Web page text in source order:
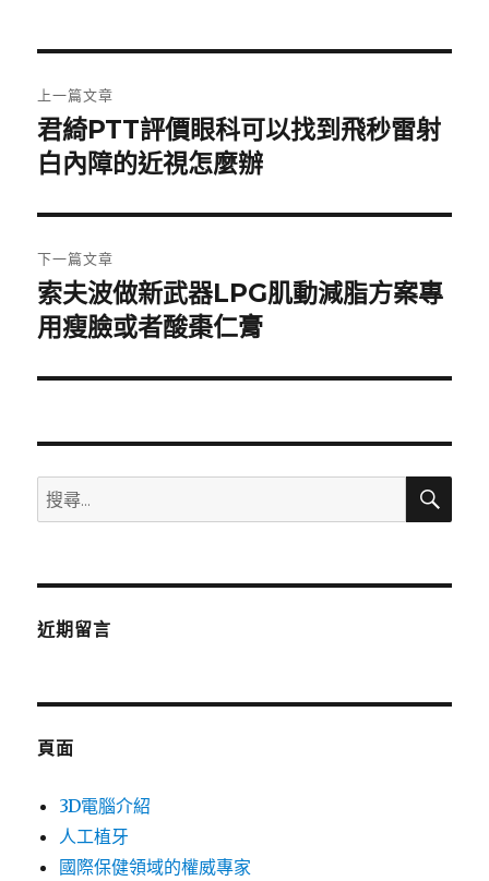
章
導
覽
上一篇文章
上
一
文
章:
君綺PTT評價眼科可以找到飛秒雷射
白內障的近視怎麼辦
下一篇文章
下
一
文
索夫波做新武器LPG肌動減脂方案專
用瘦臉或者酸棗仁膏
搜
尋
鍵
搜
近期留言
頁面
3D電腦介紹
人工植牙
國際保健領域的權威專家